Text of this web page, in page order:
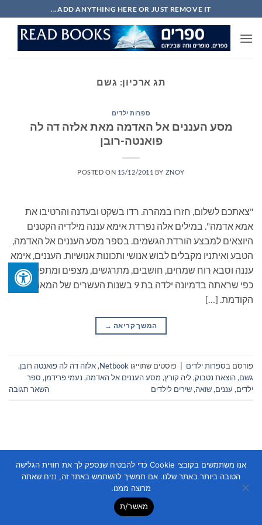
to
content
ADD ANYTHING HERE OR JUST REMOVE IT...
תג ארכיון: גשם
ספרות ילדים
מסע העננים אל האדמה מאת אלזה דה לה
פואנטה-רובן
POSTED ON 15/12/2011 BY ZNOY
"צאתכם לשלום, חזרו במהרה. רדו בשקט ובעדנה והרטיבו את
אמא אדמה". במילים אלה נפרדת אימא עננה מילדיה הקטנים
היוצאים למבצע הורדת הגשמים. בספר מסע העננים אל האדמה,
הטבע ואיתניו מקבלים לבוש אנושי ותכונות אנושיות. העננים, אימא
עננה וסבא רוח שמחים, חושבים, מתרגשים, מצפים ומתפלאים,
כפי שראתה בדמיונה ילדה בת 9 בשנות העשרים של המאה
הקודמת. […]
המשך קריאה →
פורסם בספרות ילדים פוסטים שתוייגו Netbook
,אלזה דה לה פואנטה רובן,
גשם,הוצאת נטבוק,ליה קורץ, מסע העננים אל האדמה, נעמי פרידמן, ספר
ילדים, עננים,שואה,שירים לילדים השאר תגובה
Copyright 2026 ©
אנו משתמשים בקובצי Cookie כדי להבטיח שנספק לך את חוויית הגלישה
הטובה ביותר באתר שלנו. אם תמשיך להשתמש באתר זה, נניח שאתה
מרוצה ממנו.
מאשר/ת